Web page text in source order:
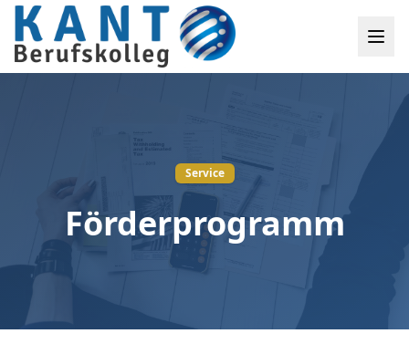
Service
Förderprogramm